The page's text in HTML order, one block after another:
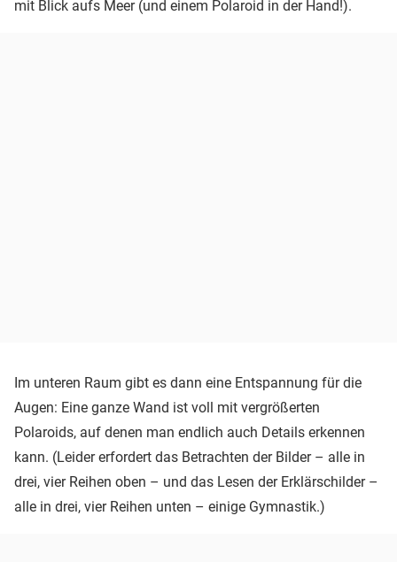
mit Blick aufs Meer (und einem Polaroid in der Hand!).
Im unteren Raum gibt es dann eine Entspannung für die
Augen: Eine ganze Wand ist voll mit vergrößerten
Polaroids, auf denen man endlich auch Details erkennen
kann. (Leider erfordert das Betrachten der Bilder – alle in
drei, vier Reihen oben – und das Lesen der Erklärschilder –
alle in drei, vier Reihen unten – einige Gymnastik.)